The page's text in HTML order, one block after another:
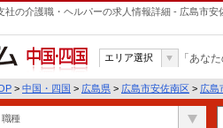
社の介護職・ヘルパーの求人情報詳細 - 広島市
中国・四国
エリア選択 「あな
> 中国・四国 > 広島県 > 広島市安佐南区 > 広島
職種